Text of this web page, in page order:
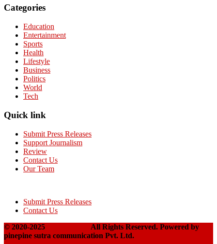
Categories
Education
Entertainment
Sports
Health
Lifestyle
Business
Politics
World
Tech
Quick link
Submit Press Releases
Support Journalism
Review
Contact Us
Our Team
Submit Press Releases
Contact Us
© 2020-2025
All Rights Reserved. Powered by
pinepine sutra communication Pvt. Ltd.